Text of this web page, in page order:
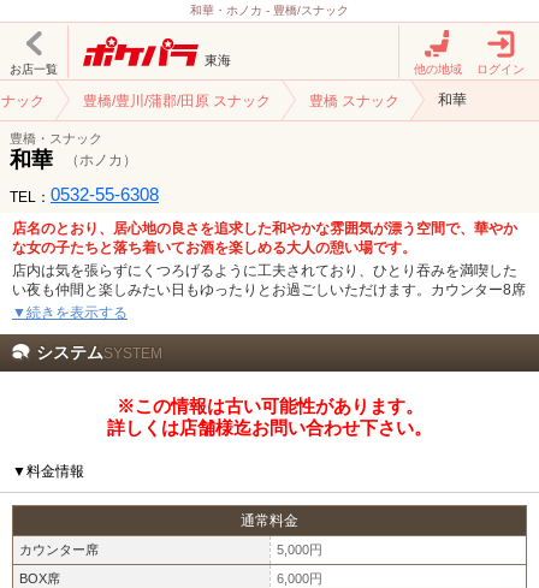
和華・ホノカ - 豊橋/スナック
お店一覧
東海
他の地域 ログイン
ック 豊橋/豊川/蒲郡/田原 スナック 豊橋 スナック 和華
豊橋・スナック
和華 （ホノカ）
TEL： 0532-55-6308
店名のとおり、居心地の良さを追求した和やかな雰囲気が漂う空間で、華やか
な女の子たちと落ち着いてお酒を楽しめる大人の憩い場です。
店内は気を張らずにくつろげるように工夫されており、ひとり吞みを満喫した
い夜も仲間と楽しみたい日もゆったりとお過ごしいただけます。カウンター8席
に加えテーブル席が4卓と広々としたスペースが心地よく、のんびりとお酒を味
め、周りのお客様を気にせず仲間と盛り上がりたい夜やビジネスシーンなど特
別なひと時にもおすすめです。
駅からすぐの好立地で仕事帰りにも立ち寄りやすく、華やかな私服姿の美女た
ちと出張中や週末のご褒美タイムを満喫。20代～30代のかわいい子たちが、親
しみやすい笑顔や愛嬌たっぷりのおしゃべり、優しい気遣いでお酒を楽しみた
い夜に花を添えます。
▼続きを表示する
システムSYSTEM
※この情報は古い可能性があります。
詳しくは店舗様迄お問い合わせ下さい。
▼料金情報
通常料金
カウンター席
5,000円
BOX席
6,000円